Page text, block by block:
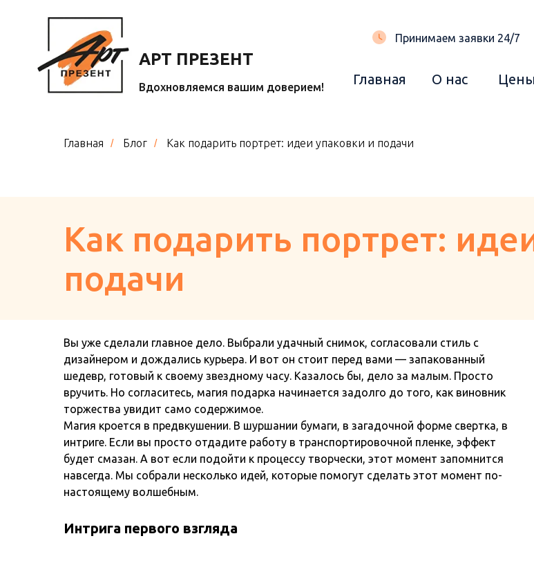
Принимаем заявки 24/7
Главная О нас Цены
АРТ ПРЕЗЕНТ
Вдохновляемся вашим доверием!
Главная / Блог / Как подарить портрет: идеи упаковки и подачи
Как подарить портрет:
подачи
Вы уже сделали главное дело. Выбрали удачный снимок, согласовали стиль с
дизайнером и дождались курьера. И вот он стоит перед вами — запакованный
шедевр, готовый к своему звездному часу. Казалось бы, дело за малым. Просто
вручить. Но согласитесь, магия подарка начинается задолго до того, как виновник
торжества увидит само содержимое.
Магия кроется в предвкушении. В шуршании бумаги, в загадочной форме свертка, в
интриге. Если вы просто отдадите работу в транспортировочной пленке, эффект
будет смазан. А вот если подойти к процессу творчески, этот момент запомнится
навсегда. Мы собрали несколько идей, которые помогут сделать этот момент по-
настоящему волшебным.
Интрига первого взгляда